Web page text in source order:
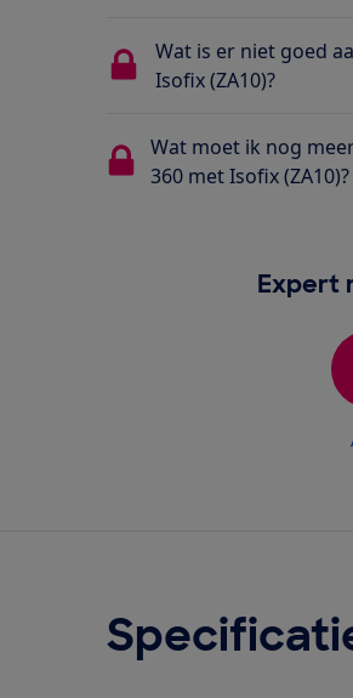
Wat is er niet goed
Isofix (ZA10)?
Wat moet ik nog
360 met Isofix (ZA10)?
Expert